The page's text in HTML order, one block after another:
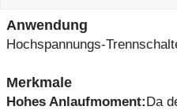
Anwendung
Hochspannungs-
Merkmale
Hohes Anlaufmoment:Da